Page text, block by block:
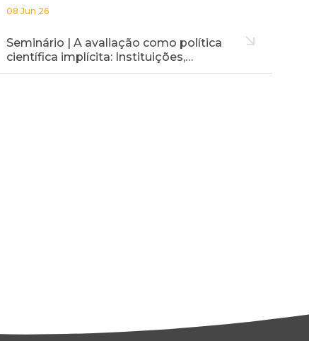
08 Jun 26
Seminário | A avaliação como política
científica implícita: Instituições,…